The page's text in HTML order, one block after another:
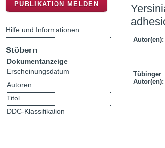
Autor(en):
Tübinger
Autor(en):
PUBLIKATION MELDEN
Hilfe und Informationen
Stöbern
Dokumentanzeige
Erscheinungsdatum
Autoren
Titel
DDC-Klassifikation